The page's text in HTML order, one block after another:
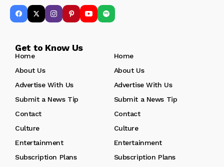
Get to Know Us
Home
Home
About Us
About Us
Advertise With Us
Advertise With Us
Submit a News Tip
Submit a News Tip
Contact
Contact
Culture
Culture
Entertainment
Entertainment
Subscription Plans
Subscription Plans